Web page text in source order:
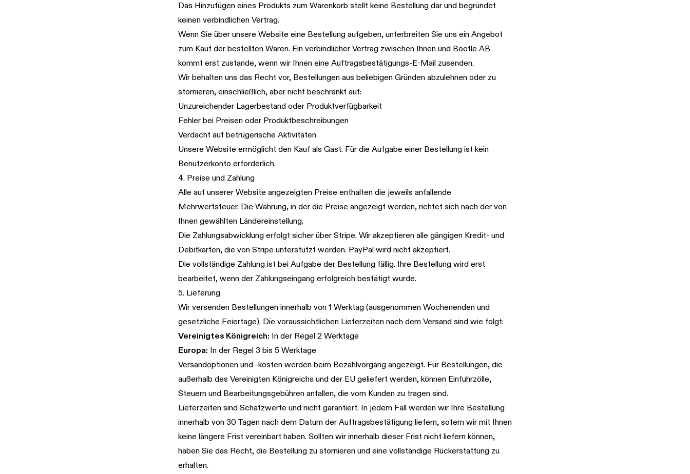
Das Hinzufügen eines Produkts zum Warenkorb stellt keine Bestellung dar und begründet
keinen verbindlichen Vertrag.
Wenn Sie über unsere Website eine Bestellung aufgeben, unterbreiten Sie uns ein Angebot
zum Kauf der bestellten Waren. Ein verbindlicher Vertrag zwischen Ihnen und Bootle AB
kommt erst zustande, wenn wir Ihnen eine Auftragsbestätigungs-E-Mail zusenden.
Wir behalten uns das Recht vor, Bestellungen aus beliebigen Gründen abzulehnen oder zu
stornieren, einschließlich, aber nicht beschränkt auf:
Unzureichender Lagerbestand oder Produktverfügbarkeit
Fehler bei Preisen oder Produktbeschreibungen
Verdacht auf betrügerische Aktivitäten
Unsere Website ermöglicht den Kauf als Gast. Für die Aufgabe einer Bestellung ist kein
Benutzerkonto erforderlich.
4. Preise und Zahlung
Alle auf unserer Website angezeigten Preise enthalten die jeweils anfallende
Mehrwertsteuer. Die Währung, in der die Preise angezeigt werden, richtet sich nach der von
Ihnen gewählten Ländereinstellung.
Die Zahlungsabwicklung erfolgt sicher über Stripe. Wir akzeptieren alle gängigen Kredit- und
Debitkarten, die von Stripe unterstützt werden. PayPal wird nicht akzeptiert.
Die vollständige Zahlung ist bei Aufgabe der Bestellung fällig. Ihre Bestellung wird erst
bearbeitet, wenn der Zahlungseingang erfolgreich bestätigt wurde.
5. Lieferung
Wir versenden Bestellungen innerhalb von 1 Werktag (ausgenommen Wochenenden und
gesetzliche Feiertage). Die voraussichtlichen Lieferzeiten nach dem Versand sind wie folgt:
Vereinigtes Königreich: In der Regel 2 Werktage
Europa: In der Regel 3 bis 5 Werktage
Versandoptionen und -kosten werden beim Bezahlvorgang angezeigt. Für Bestellungen, die
außerhalb des Vereinigten Königreichs und der EU geliefert werden, können Einfuhrzölle,
Steuern und Bearbeitungsgebühren anfallen, die vom Kunden zu tragen sind.
Lieferzeiten sind Schätzwerte und nicht garantiert. In jedem Fall werden wir Ihre Bestellung
innerhalb von 30 Tagen nach dem Datum der Auftragsbestätigung liefern, sofern wir mit Ihnen
keine längere Frist vereinbart haben. Sollten wir innerhalb dieser Frist nicht liefern können,
haben Sie das Recht, die Bestellung zu stornieren und eine vollständige Rückerstattung zu
erhalten.